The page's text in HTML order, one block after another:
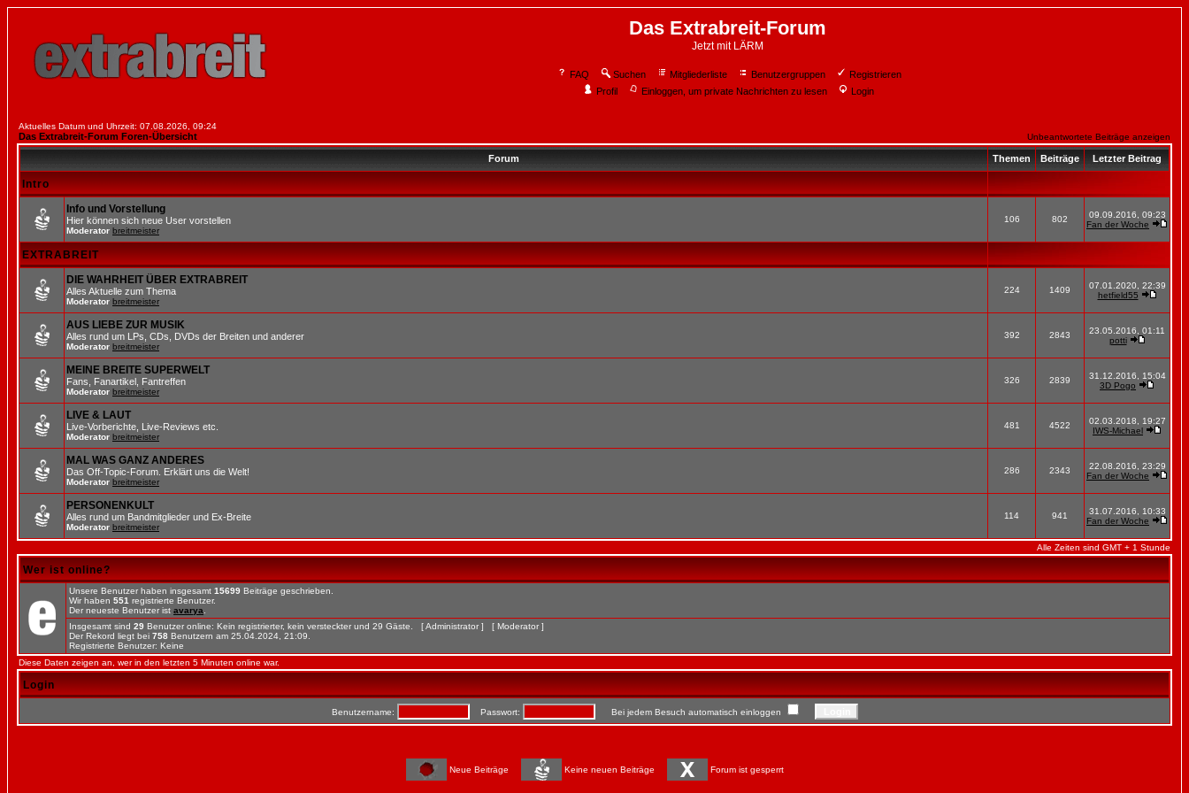
Das Extrabreit-Forum
Jetzt mit LÄRM
FAQ Suchen Mitgliederliste Benutzergruppen
Registrieren
Profil
Einloggen, um private Nachrichten zu lesen Login
Aktuelles Datum und Uhrzeit: 07.08.2026, 09:24
Das Extrabreit-Forum Foren-Übersicht Unbeantwortete Beiträge anzeigen
Forum Themen Beiträge Letzter Beitrag
Intro
Info und Vorstellung
Hier können sich neue User vorstellen
Moderator breitmeister
106 802
09.09.2016, 09:23
Fan der Woche
EXTRABREIT
DIE WAHRHEIT ÜBER EXTRABREIT
Alles Aktuelle zum Thema
Moderator breitmeister
224 1409
07.01.2020, 22:39
hetfield55
AUS LIEBE ZUR MUSIK
Alles rund um LPs, CDs, DVDs der Breiten und anderer
Moderator breitmeister
392 2843
23.05.2016, 01:11
potti
MEINE BREITE SUPERWELT
Fans, Fanartikel, Fantreffen
Moderator breitmeister
326 2839
31.12.2016, 15:04
3D Pogo
LIVE & LAUT
Live-Vorberichte, Live-Reviews etc.
Moderator breitmeister
481 4522
02.03.2018, 19:27
IWS-Michael
MAL WAS GANZ ANDERES
Das Off-Topic-Forum. Erklärt uns die Welt!
Moderator breitmeister
286 2343
22.08.2016, 23:29
Fan der Woche
PERSONENKULT
Alles rund um Bandmitglieder und Ex-Breite
Moderator breitmeister
114 941
31.07.2016, 10:33
Fan der Woche
Alle Zeiten sind GMT + 1 Stunde
Wer ist online?
Unsere Benutzer haben insgesamt 15699 Beiträge geschrieben.
Wir haben 551 registrierte Benutzer.
Der neueste Benutzer ist avarya
Insgesamt sind 29 Benutzer online: Kein registrierter, kein versteckter und 29 Gäste. [Administrator ] [ Moderator ]
Der Rekord liegt bei 758 Benutzern am 25.04.2024, 21:09.
Registrierte Benutzer: Keine
Diese Daten zeigen an, wer in den letzten 5 Minuten online war.
Login
Benutzername: Passwort: Bei jedem Besuch automatisch einloggen
Neue Beiträge Keine neuen Beiträge Forum ist gesperrt